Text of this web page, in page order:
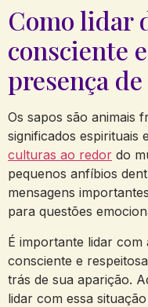
Como lidar
consciente
presença
Os sapos são animais
significados espirituais e
culturas ao redor do
⁤pequenos anfíbios
mensagens
⁢para ⁣questões
É importante lidar
consciente⁤ e
trás de sua ⁢aparição.
lidar ​com essa